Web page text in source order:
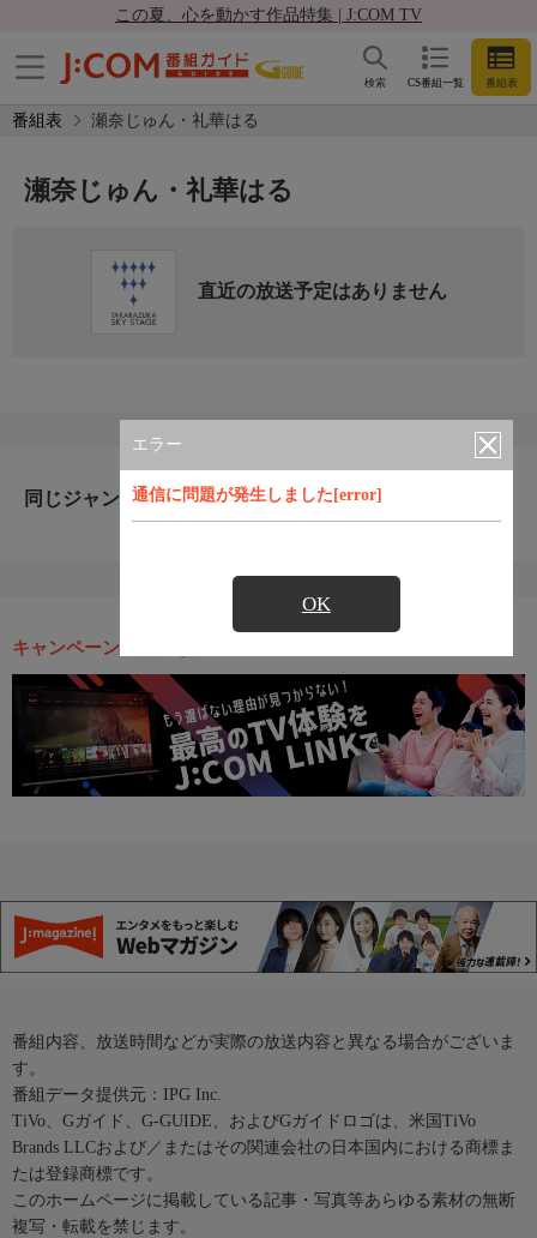
この夏、心を動かす作品特集 | J:COM TV
CS番組一覧 番組表
検索
番組表 瀬奈じゅん・礼華はる
エラー
通信に問題が発生しました[error]
OK
瀬奈じゅん・礼華はる
直近の放送予定はありません
同じジャンルのおすすめ番組
キャンペーン・お得な情報
番組内容、放送時間などが実際の放送内容と異なる場合がございま
す。
番組データ提供元：IPG Inc.
TiVo、Gガイド、G-GUIDE、およびGガイドロゴは、米国TiVo
Brands LLCおよび／またはその関連会社の日本国内における商標ま
たは登録商標です。
このホームページに掲載している記事・写真等あらゆる素材の無断
複写・転載を禁じます。